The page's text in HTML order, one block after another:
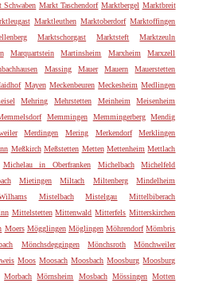
Schwaben Markt Taschendorf Marktbergel Marktbreit
Marktleuthen Marktoberdorf Marktoffingen
Marktschorgast Marktsteft
Marktzeuln
Marquartstein Martinsheim Marxheim
Marxzell
Massing Mauer Mauern
Mauerstetten
Mayen Meckenbeuren Meckesheim Medlingen
Mehring Mehrstetten Meinheim
Meisenheim
Memmingen Memmingerberg
Mendig
Merdingen Mering Merkendorf
Merklingen
Meßkirch Meßstetten Metten Mettenheim Mettlach
Michelau in Oberfranken Michelbach
Michelfeld
Mietingen Miltach Miltenberg
Mindelheim
Mistelbach Mistelgau
Mittelbiberach
Mittelstetten Mittenwald Mitterfels Mitterskirchen
Moers Mögglingen Möglingen Möhrendorf Mömbris
Mönchsdeggingen Mönchsroth
Mönchweiler
Moos Moosach Moosbach Moosburg Moosburg
Morbach Mörnsheim Mosbach Mössingen Motten